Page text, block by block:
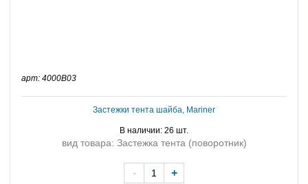
арт: 4000B03
Застежки тента шайба, Mariner
В наличии: 26 шт.
вид товара: Застежка тента (поворотник)
- +